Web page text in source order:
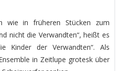
wie in früheren Stücken zum
nicht die Verwandten“, heißt es
Kinder der Verwandten“. Als
in Zeitlupe grotesk über